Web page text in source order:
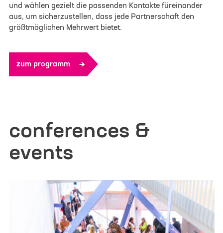
und wählen gezielt die passenden Kontakte füreinander
aus, um sicherzustellen, dass jede Partnerschaft den
größtmöglichen Mehrwert bietet.
zum programm
conferences &
events
Zusätzliche Informationen oder
Ja, ich möchte von der Life Science Factory
Marketinginformationen auf Basis meiner
persönlichen Interessen erhalten und erteile die
Ich habe dieDatenschutzerklärung zur Kenntnis
genommen. Ich stimme zu, dass meine Angaben
zur Kontaktaufnahme und für Rückfragen
gespeichert werden.*